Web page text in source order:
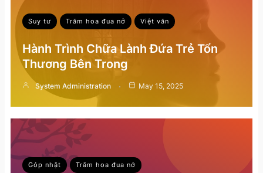
Suy tư Trăm hoa đua nở Việt văn
Hành Trình Chữa Lành Đứa Trẻ Tổn
Thương Bên Trong
System Administration May 15, 2025
Góp nhặt Trăm hoa đua nở